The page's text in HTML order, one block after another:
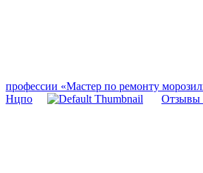
профессии «Мастер по ремонту
Нцпо
Отзывы